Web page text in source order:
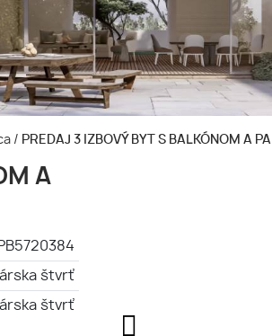
/ PREDAJ 3 IZBOVÝ BYT S BALKÓNOM A
A
štvrť
štvrť